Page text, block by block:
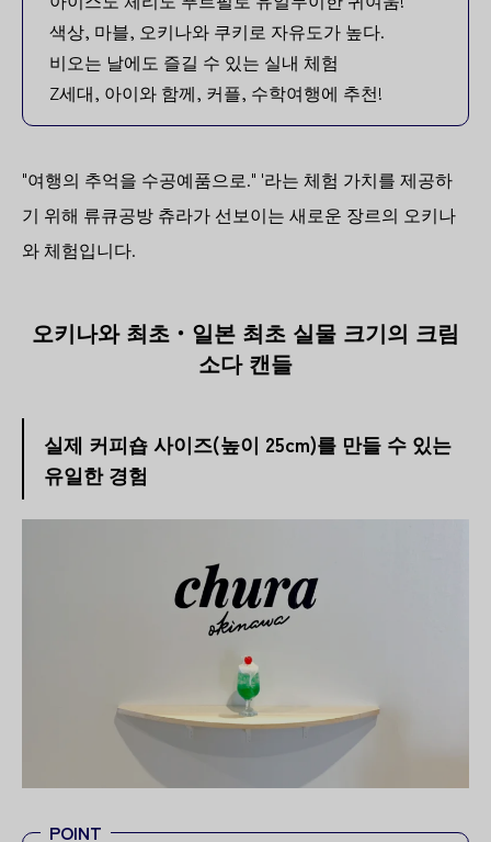
색상, 마블, 오키나와 쿠키로 자유도가 높다.
비오는 날에도 즐길 수 있는 실내 체험
Z세대, 아이와 함께, 커플, 수학여행에 추천!
"여행의 추억을 수공예품으로." '라는 체험 가치를 제공하
기 위해 류큐공방 츄라가 선보이는 새로운 장르의 오키나
와 체험입니다.
오키나와 최초・일본 최초 실물 크기의 크림
소다 캔들
실제 커피숍 사이즈(높이 25cm)를 만들 수 있는
유일한 경험
POINT